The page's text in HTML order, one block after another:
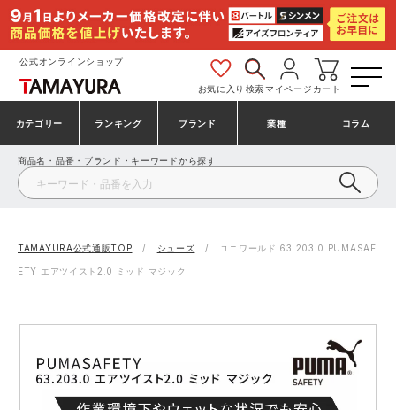
公式オンラインショップ
お気に入り 検索マイページ カート
カテゴリー
安全靴・作業靴
防寒着
ランキング
安全靴ランキング
安全靴スニーカーランキング
ミズノ安全靴ランキング
ブランド
アシックス
プーマ コンバース（CONVERSE）
アイトス株式会社
業種
建設・建築作業服
製造・工場作業服
農作業服
コラム
商品名・品番・ブランド・キーワードから探す
TAMAYURA公式通販TOP シューズ ユニワールド 63.203.0 PUMASAF
ETY エアツイスト2.0 ミッド マジック